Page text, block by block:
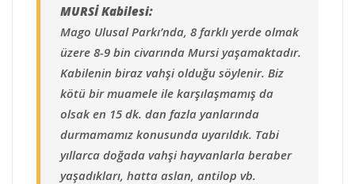
MURSİ Kabilesi:
Mago Ulusal Parkı’nda, 8 farklı yerde olmak
üzere 8-9 bin civarında Mursi yaşamaktadır.
Kabilenin biraz vahşi olduğu söylenir. Biz
kötü bir muamele ile karşılaşmamış da
olsak en 15 dk. dan fazla yanlarında
durmamamız konusunda uyarıldık. Tabi
yıllarca doğada vahşi hayvanlarla beraber
yaşadıkları, hatta aslan, antilop vb.